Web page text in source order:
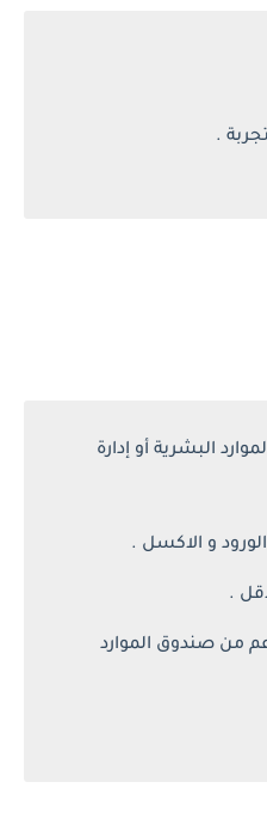
.
البشرية أو إدارة
و الاكسل .
من صندوق الموارد